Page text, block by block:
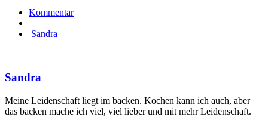
Kommentar
Sandra
Sandra
Meine Leidenschaft liegt im backen. Kochen kann ich auch, aber
das backen mache ich viel, viel lieber und mit mehr Leidenschaft.